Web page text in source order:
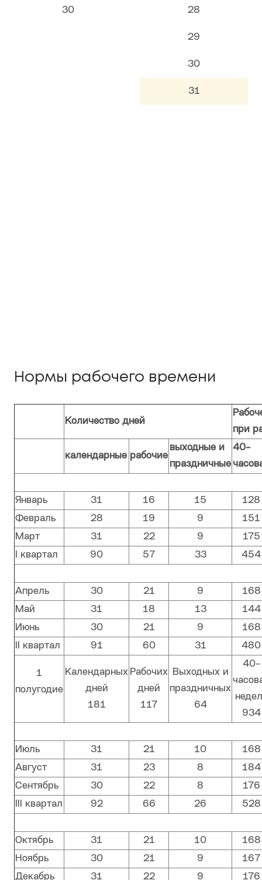
30 28
29
30
31
Нормы рабочего времени
Количество дней
при
календарные рабочие
выходные и
праздничные
40-
Январь 31 16 15
128
Февраль
28 19 9
151
Март
31 22 9
175
I квартал
90 57 33 454
Апрель 30 21 9
168
Май
31 18 13
144
Июнь
30 21 9
168
II квартал
91 60 31 480
1
полугодие
Календарных
дней
181
Рабочих
дней
117
Выходных и
праздничных
64
40-
934
Июль 31 21 10
168
Август
31 23 8
184
Сентябрь
30 22 8
176
III квартал
92 66 26 528
Октябрь 31 21 10
168
Ноябрь
30 21 9
167
Декабрь
31 22 9 176